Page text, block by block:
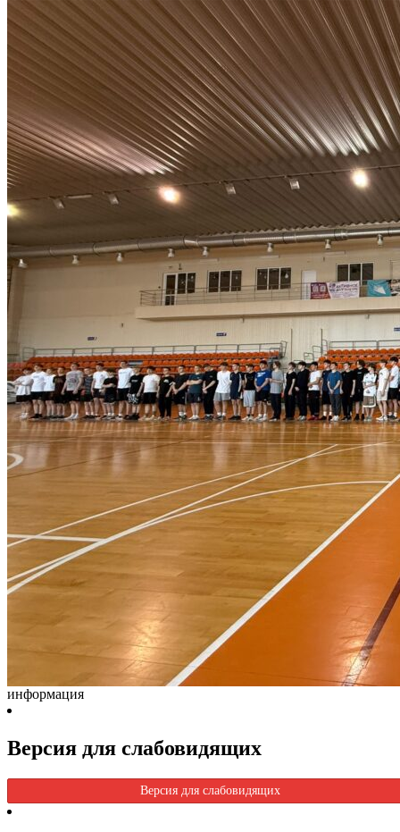
информация
Версия для слабовидящих
Версия для слабовидящих